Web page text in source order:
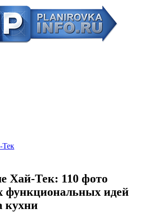
Тек
Хай-Тек: 110 фото
функциональных идей
кухни